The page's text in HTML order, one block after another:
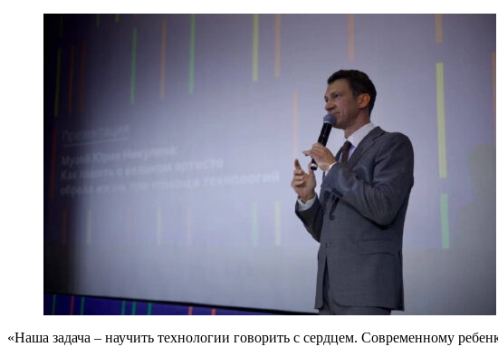
«Наша задача – научить технологии говорить с сердцем. Современному